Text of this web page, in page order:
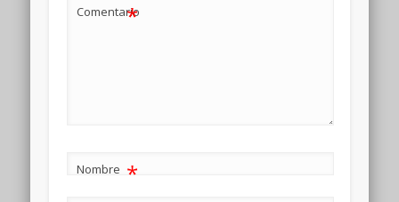
Comentario
*
Nombre *